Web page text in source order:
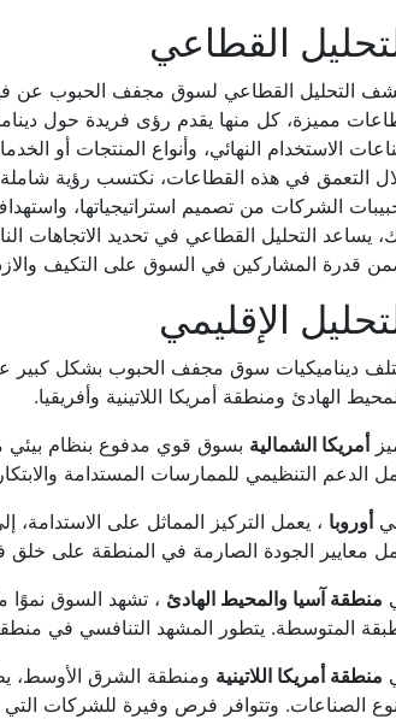
القطاعي
التحليل القطاعي لسوق مجفف الحبوب عن
مميزة، كل منها يقدم رؤى فريدة حول
الاستخدام النهائي، وأنواع المنتجات أو
التعمق في هذه القطاعات، نكتسب رؤية
الشركات من تصميم استراتيجياتها،
يساعد التحليل القطاعي في تحديد الاتجاهات
قدرة المشاركين في السوق على التكيف
الإقليمي
ديناميكيات سوق مجفف الحبوب بشكل كبير
الهادئ ومنطقة أمريكا اللاتينية وأفريقيا.
أمريكا الشمالية بسوق قوي مدفوع بنظام بيئي
الدعم التنظيمي للممارسات المستدامة
أوروبا ، يعمل التركيز المماثل على
معايير الجودة الصارمة في المنطقة على خلق
منطقة آسيا والمحيط الهادئ ، تشهد السوق نموًا
المتوسطة. يتطور المشهد التنافسي في
منطقة أمريكا اللاتينية ومنطقة الشرق الأوسط،
الصناعات. وتتوافر فرص وفيرة للشركات التي